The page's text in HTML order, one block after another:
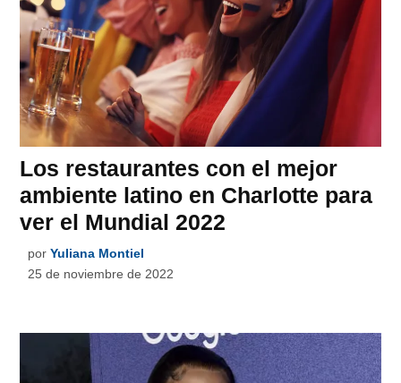
Los restaurantes con el mejor
ambiente latino en Charlotte para
ver el Mundial 2022
por Yuliana Montiel
25 de noviembre de 2022